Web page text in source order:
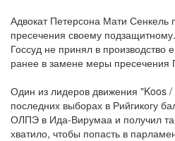
Адвокат Петерсона Мати Сенкель
пресечения своему
Госсуд не принял в производство
ранее в замене меры пресечения
Один из лидеров движения "Koos
последних выборах в Рийгикогу
ОЛПЭ в Ида-Вирумаа и получил
хватило, чтобы попасть в